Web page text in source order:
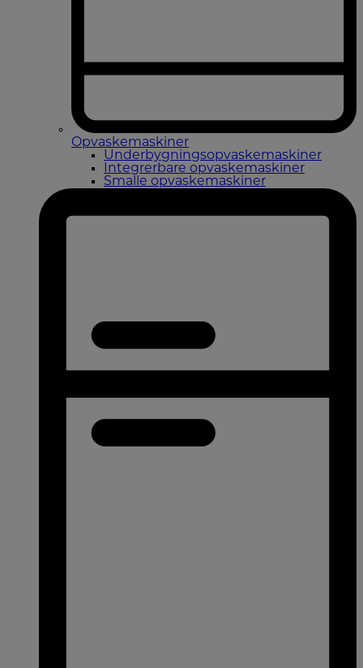
Opvaskemaskiner
Underbygningsopvaskemaskiner
Integrerbare opvaskemaskiner
Smalle opvaskemaskiner